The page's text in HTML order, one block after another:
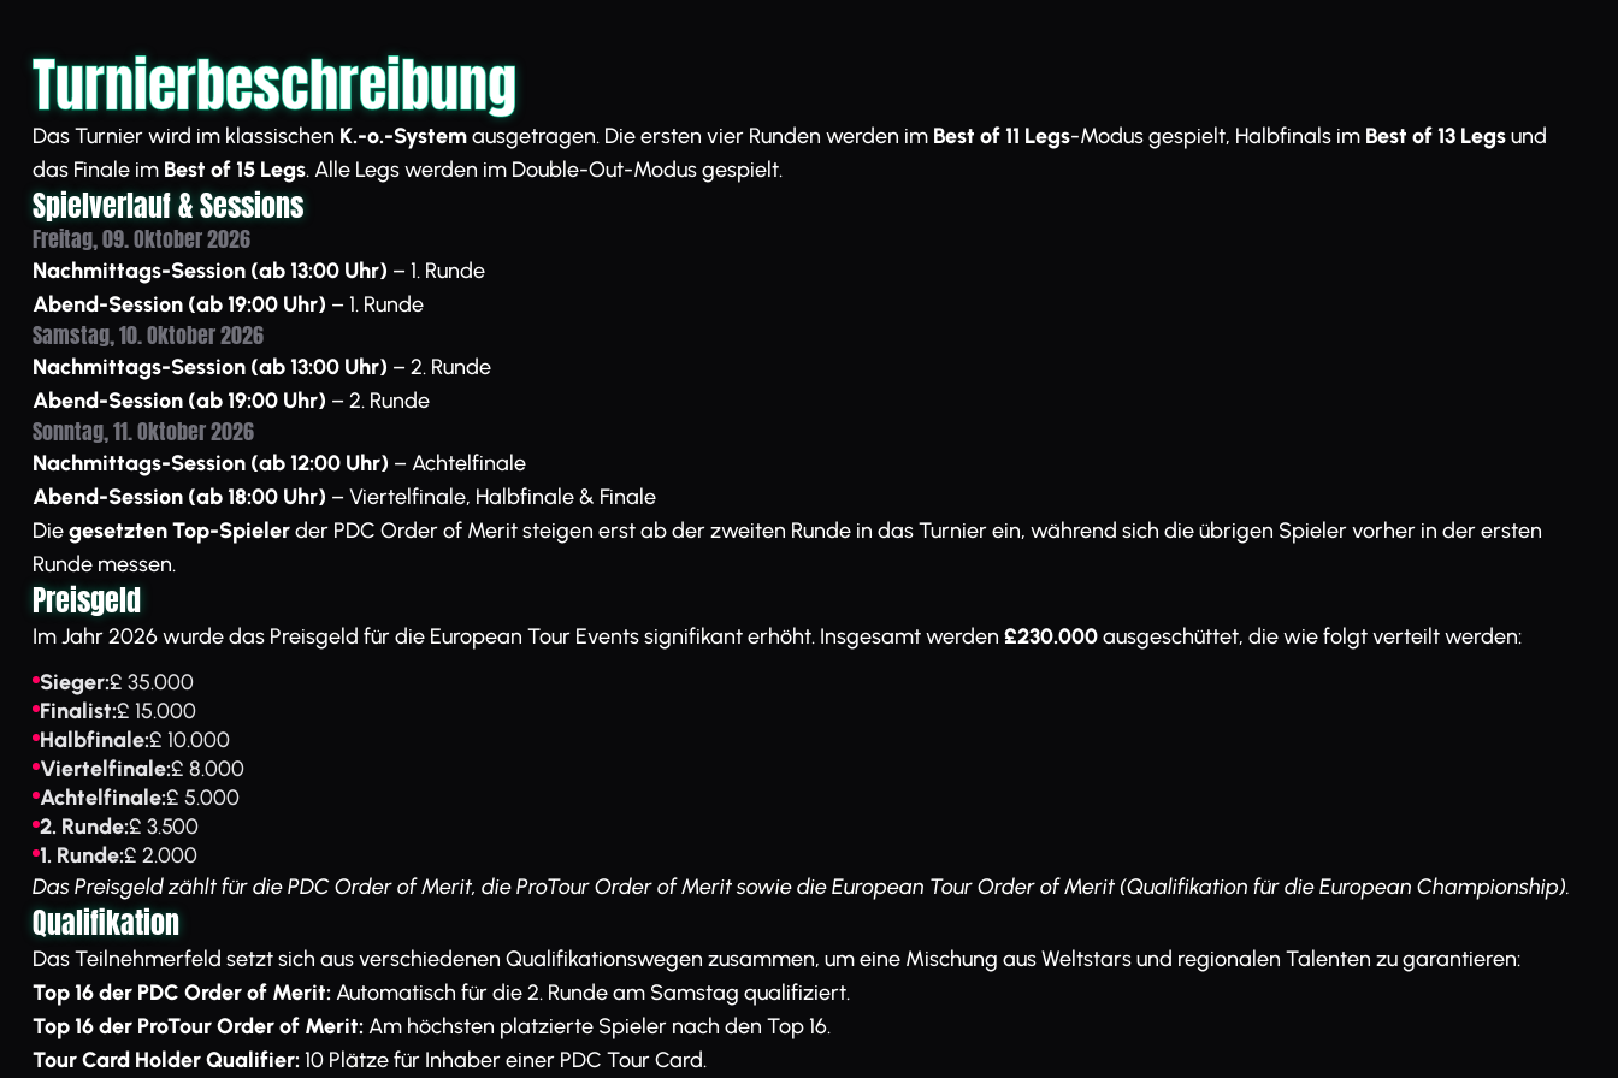
Turnierbeschreibung
Das Turnier wird im klassischen K.-o.-Systemausgetragen. Die ersten vier Runden werden im Best of 11 Legs-Modus gespielt, Halbfinals im Best of 13 Legsund
das Finale im Best of 15 Legs. Alle Legs werden im Double-Out-Modus gespielt.
Spielverlauf & Sessions
Freitag, 09. Oktober 2026
Nachmittags-Session (ab 13:00 Uhr) – 1. Runde
Abend-Session (ab 19:00 Uhr) – 1. Runde
Samstag, 10. Oktober 2026
Nachmittags-Session (ab 13:00 Uhr) – 2. Runde
Abend-Session (ab 19:00 Uhr) – 2. Runde
Sonntag, 11. Oktober 2026
Nachmittags-Session (ab 12:00 Uhr) – Achtelfinale
Abend-Session (ab 18:00 Uhr) – Viertelfinale, Halbfinale & Finale
Diegesetzten Top-Spielerder PDC Order of Merit steigen erst ab der zweiten Runde in das Turnier ein, während sich die übrigen Spieler vorher in der ersten
Runde messen.
Preisgeld
Im Jahr 2026 wurde das Preisgeld für die European Tour Events signifikant erhöht. Insgesamt werden £230.000ausgeschüttet, die wie folgt verteilt werden:
Sieger:£ 35.000
Finalist:£ 15.000
Halbfinale:£ 10.000
Viertelfinale:£ 8.000
Achtelfinale:£ 5.000
2. Runde:£ 3.500
1. Runde:£ 2.000
Das Preisgeld zählt für die PDC Order of Merit, die ProTour Order of Merit sowie die European Tour Order of Merit (Qualifikation für die European Championship).
Qualifikation
Das Teilnehmerfeld setzt sich aus verschiedenen Qualifikationswegen zusammen, um eine Mischung aus Weltstars und regionalen Talenten zu garantieren:
Top 16 der PDC Order of Merit:Automatisch für die 2. Runde am Samstag qualifiziert.
Top 16 der ProTour Order of Merit:Am höchsten platzierte Spieler nach den Top 16.
Tour Card Holder Qualifier:10 Plätze für Inhaber einer PDC Tour Card.